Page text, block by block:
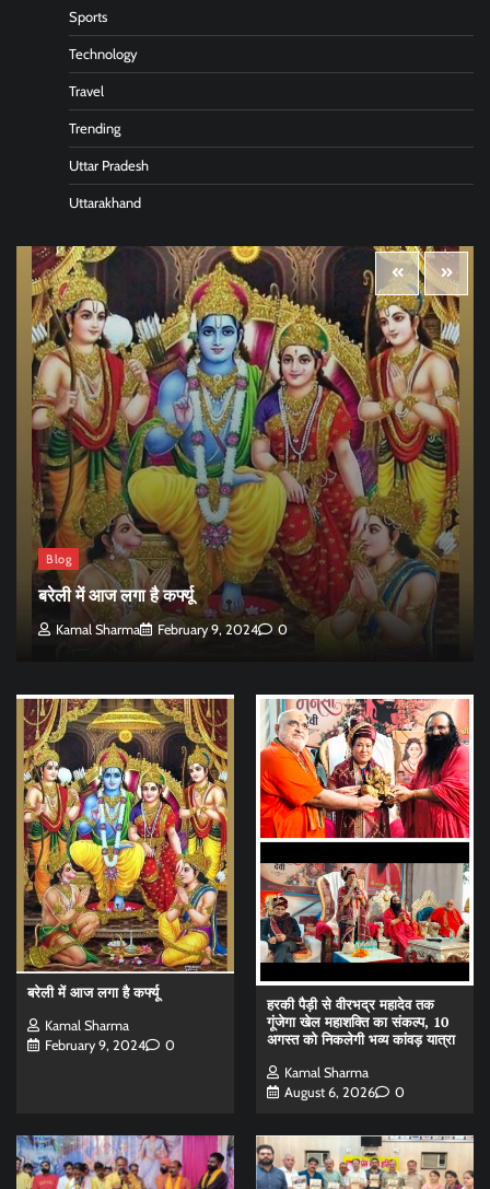
Sports
Technology
Travel
Trending
Uttar Pradesh
Uttarakhand
Blog
बरेली में आज लगा है कर्फ्यू
Kamal Sharma February 9, 2024 0
बरेली में आज लगा है कर्फ्यू
Kamal Sharma
February 9, 2024
0
हरकी पैड़ी से वीरभद्र महादेव तक
गूंजेगा खेल महाशक्ति का संकल्प, 10
अगस्त को निकलेगी भव्य कांवड़ यात्रा
Kamal Sharma
August 6, 2026
0